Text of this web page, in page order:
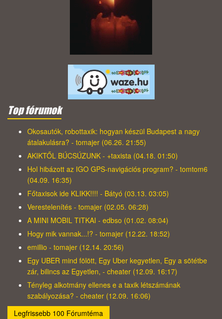
Top fórumok
Okosautók, robottaxik: hogyan készül Budapest a nagy
átalakulásra? - tomajer (06.26. 21:55)
AKIKTŐL BÚCSÚZUNK - +taxista (04.18. 01:50)
Hol hibázott az IGO GPS-navigációs program? - tomtom6
(04.09. 16:35)
Főtaxisok ide KLIKK!!!! - Bátyó (03.13. 03:05)
Verestelenítés - tomajer (02.05. 06:28)
A MINI MOBIL TITKAI - edbso (01.02. 08:04)
Hogy mik vannak...!? - tomajer (12.22. 18:52)
emillio - tomajer (12.14. 20:56)
Egy UBER mind fölött, Egy Uber kegyetlen, Egy a sötétbe
zár, bilincs az Egyetlen, - cheater (12.09. 16:17)
Tényleg alkotmány ellenes e a taxik létszámának
szabályozása? - cheater (12.09. 16:06)
Legfrissebb 100 Fórumtéma